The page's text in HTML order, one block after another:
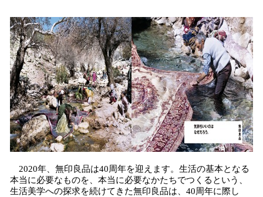
み
中
で
す
2020年、無印良品は40周年を迎えます。生活の基本となる
本当に必要なものを、本当に必要なかたちでつくるという、
生活美学への探求を続けてきた無印良品は、40周年に際し